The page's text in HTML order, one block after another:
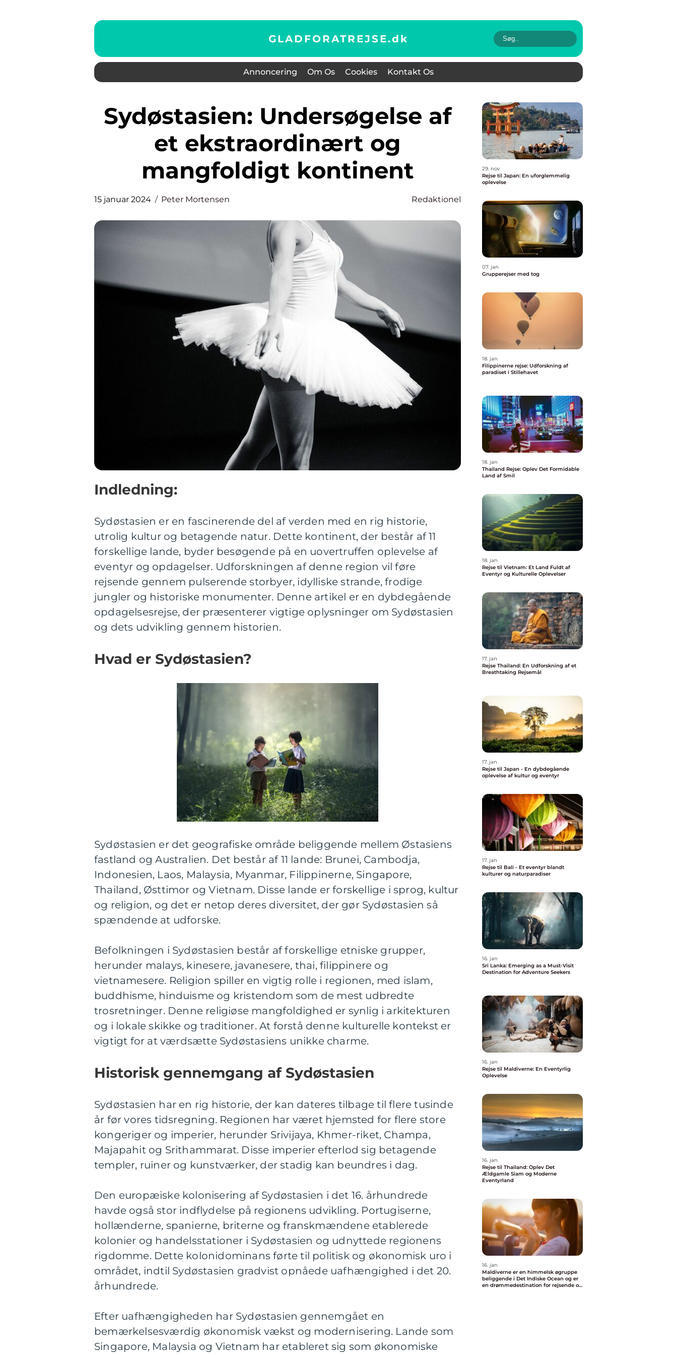
GLADFORATREJSE.dk
Annoncering Om Os Cookies Kontakt Os
Sydøstasien: Undersøgelse af
et ekstraordinært og
mangfoldigt kontinent
15 januar 2024 Peter Mortensen Redaktionel
Indledning:
Sydøstasien er en fascinerende del af verden med en rig historie,
utrolig kultur og betagende natur. Dette kontinent, der består af 11
forskellige lande, byder besøgende på en uovertruffen oplevelse af
eventyr og opdagelser. Udforskningen af denne region vil føre
rejsende gennem pulserende storbyer, idylliske strande, frodige
jungler og historiske monumenter. Denne artikel er en dybdegående
opdagelsesrejse, der præsenterer vigtige oplysninger om Sydøstasien
og dets udvikling gennem historien.
Hvad er Sydøstasien?
Sydøstasien er det geografiske område beliggende mellem Østasiens
fastland og Australien. Det består af 11 lande: Brunei, Cambodja,
Indonesien, Laos, Malaysia, Myanmar, Filippinerne, Singapore,
Thailand, Østtimor og Vietnam. Disse lande er forskellige i sprog, kultur
og religion, og det er netop deres diversitet, der gør Sydøstasien så
spændende at udforske.
Befolkningen i Sydøstasien består af forskellige etniske grupper,
herunder malays, kinesere, javanesere, thai, filippinere og
vietnamesere. Religion spiller en vigtig rolle i regionen, med islam,
buddhisme, hinduisme og kristendom som de mest udbredte
trosretninger. Denne religiøse mangfoldighed er synlig i arkitekturen
og i lokale skikke og traditioner. At forstå denne kulturelle kontekst er
vigtigt for at værdsætte Sydøstasiens unikke charme.
Historisk gennemgang af Sydøstasien
Sydøstasien har en rig historie, der kan dateres tilbage til flere tusinde
år før vores tidsregning. Regionen har været hjemsted for flere store
kongeriger og imperier, herunder Srivijaya, Khmer-riket, Champa,
Majapahit og Srithammarat. Disse imperier efterlod sig betagende
templer, ruiner og kunstværker, der stadig kan beundres i dag.
Den europæiske kolonisering af Sydøstasien i det 16. århundrede
havde også stor indflydelse på regionens udvikling. Portugiserne,
hollænderne, spanierne, briterne og franskmændene etablerede
kolonier og handelsstationer i Sydøstasien og udnyttede regionens
rigdomme. Dette kolonidominans førte til politisk og økonomisk uro i
området, indtil Sydøstasien gradvist opnåede uafhængighed i det 20.
århundrede.
Efter uafhængigheden har Sydøstasien gennemgået en
bemærkelsesværdig økonomisk vækst og modernisering. Lande som
Singapore, Malaysia og Vietnam har etableret sig som økonomiske
29. nov
Rejse til Japan: En uforglemmelig
oplevelse
07. jan
Grupperejser med tog
18. jan
Filippinerne rejse: Udforskning af
paradiset i Stillehavet
18. jan
Thailand Rejse: Oplev Det Formidable
Land af Smil
18. jan
Rejse til Vietnam: Et Land Fuldt af
Eventyr og Kulturelle Oplevelser
17. jan
Rejse Thailand: En Udforskning af et
Breathtaking Rejsemål
17. jan
Rejse til Japan - En dybdegående
oplevelse af kultur og eventyr
17. jan
Rejse til Bali - Et eventyr blandt
kulturer og naturparadiser
16. jan
Sri Lanka: Emerging as a Must-Visit
Destination for Adventure Seekers
16. jan
Rejse til Maldiverne: En Eventyrlig
Oplevelse
16. jan
Rejse til Thailand: Oplev Det
Ældgamle Siam og Moderne
Eventyrland
16. jan
Maldiverne er en himmelsk øgruppe
beliggende i Det Indiske Ocean og er
en drømmedestination for rejsende og